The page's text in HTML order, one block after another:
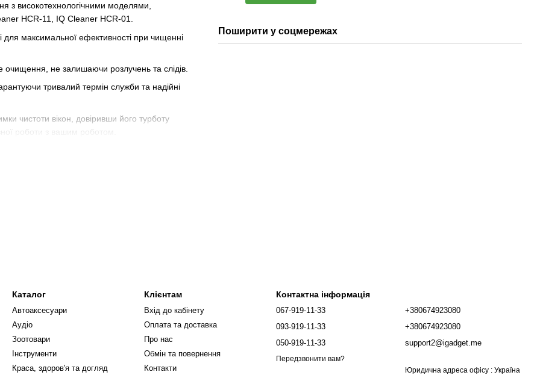
з високотехнологічними моделями,
HCR-11, IQ Cleaner HCR-01.
для максимальної ефективності при чищенні
очищення, не залишаючи розлучень та слідів.
тривалий термін служби та надійні
чистоти вікон, довіривши його турботу
роботи з вашим роботом.
Поширити у соцмережах
Каталог
Автоаксесуари
Аудіо
Зоотовари
Інструменти
Краса, здоров'я та догляд
Клієнтам
Вхід до кабінету
Оплата та доставка
Про нас
Обмін та повернення
Контакти
Контактна інформація
067-919-11-33
093-919-11-33
050-919-11-33
Передзвонити вам?
+380674923080
+380674923080
support2@igadget.me
Юридична адреса офісу : Україна